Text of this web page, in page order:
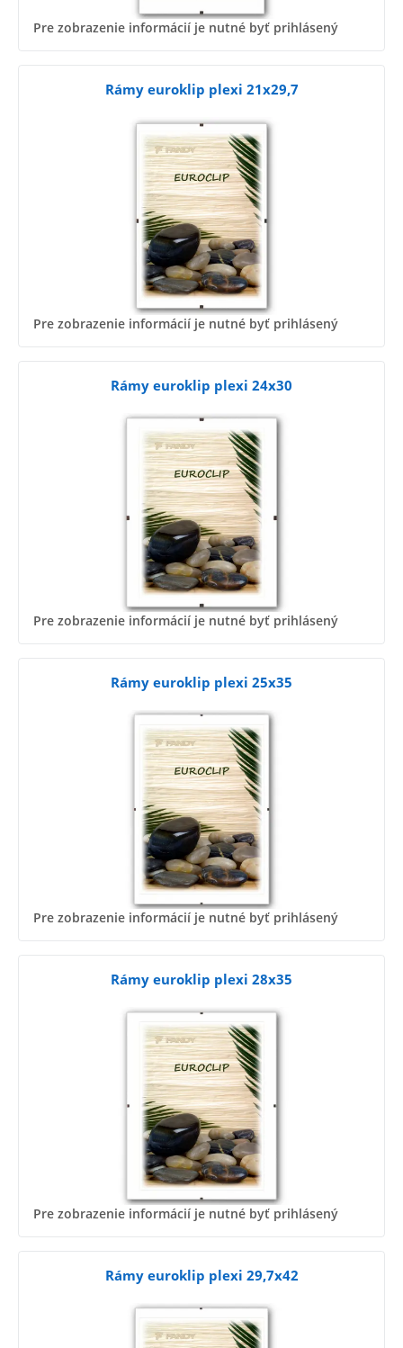
Pre zobrazenie informácií je nutné byť prihlásený
Rámy euroklip plexi 21x29,7
Pre zobrazenie informácií je nutné byť prihlásený
Rámy euroklip plexi 24x30
Pre zobrazenie informácií je nutné byť prihlásený
Rámy euroklip plexi 25x35
Pre zobrazenie informácií je nutné byť prihlásený
Rámy euroklip plexi 28x35
Pre zobrazenie informácií je nutné byť prihlásený
Rámy euroklip plexi 29,7x42